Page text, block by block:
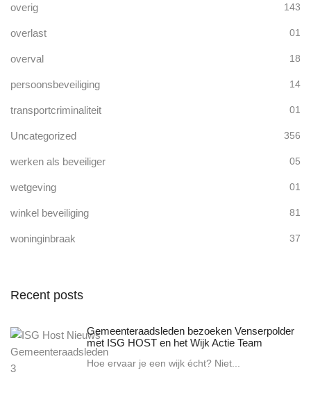
overig 143
overlast 01
overval 18
persoonsbeveiliging 14
transportcriminaliteit 01
Uncategorized 356
werken als beveiliger 05
wetgeving 01
winkel beveiliging 81
woninginbraak 37
Recent posts
Gemeenteraadsleden bezoeken Venserpolder
met ISG HOST en het Wijk Actie Team
Hoe ervaar je een wijk écht? Niet...